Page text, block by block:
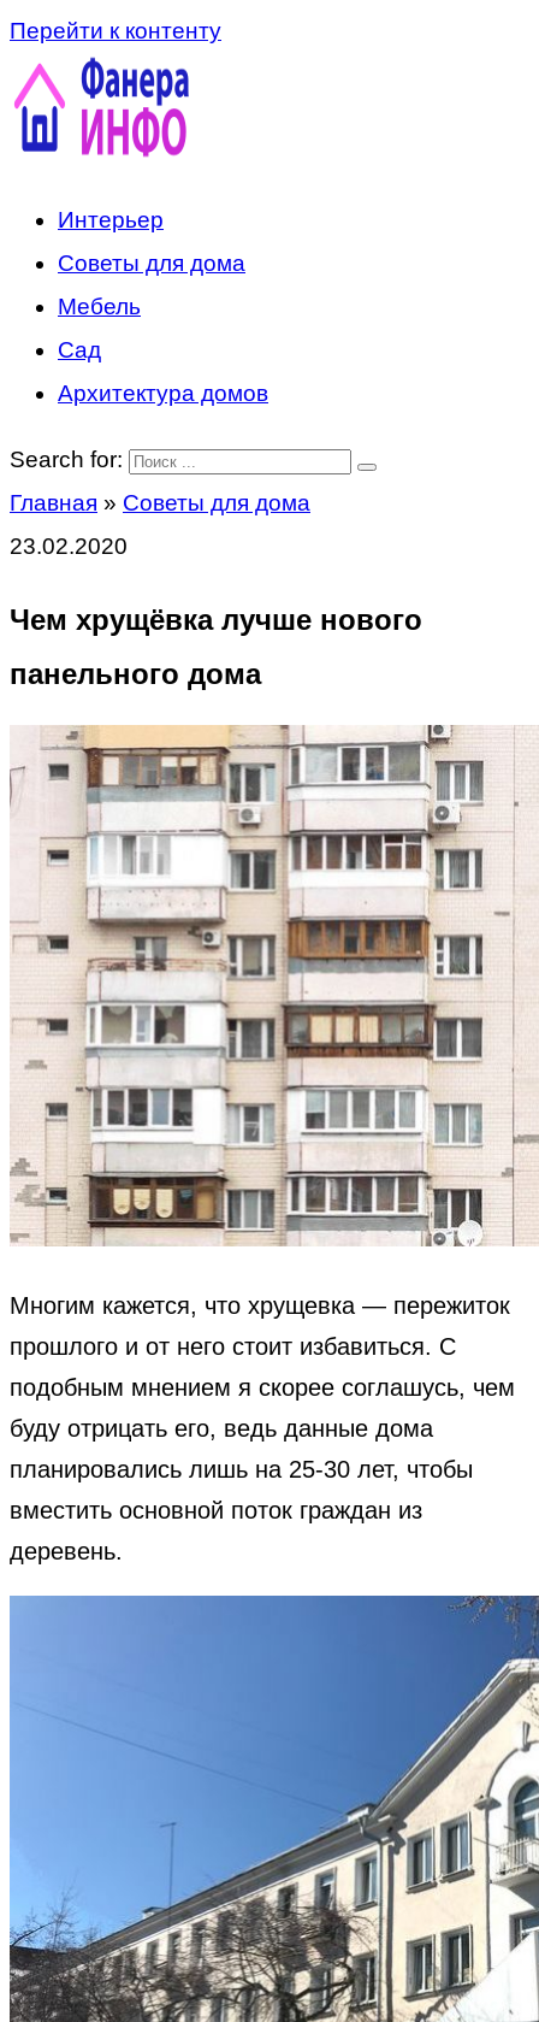
Перейти к контенту
Интерьер
Советы для дома
Мебель
Сад
Архитектура домов
Search for:
Главная » Советы для дома
23.02.2020
Чем хрущёвка лучше нового
панельного дома
Многим кажется, что хрущевка — пережиток
прошлого и от него стоит избавиться. С
подобным мнением я скорее соглашусь, чем
буду отрицать его, ведь данные дома
планировались лишь на 25-30 лет, чтобы
вместить основной поток граждан из
деревень.